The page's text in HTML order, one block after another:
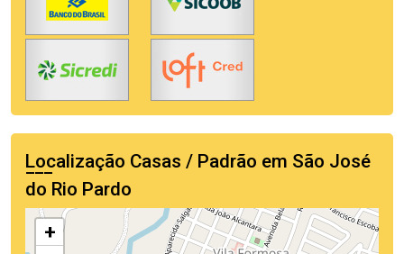
Localização Casas / Padrão em São José
do Rio Pardo
+